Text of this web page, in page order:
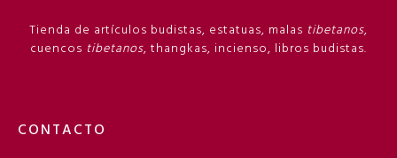
Tienda de artículos budistas, estatuas, malas tibetanos,
cuencos tibetanos, thangkas, incienso, libros budistas.
CONTACTO